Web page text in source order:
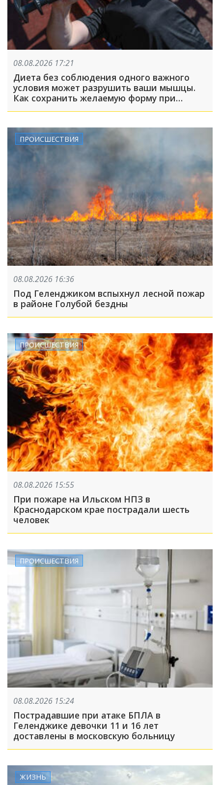
08.08.2026 17:21
Диета без соблюдения одного важного
условия может разрушить ваши мышцы.
Как сохранить желаемую форму при
похудении?
ПРОИСШЕСТВИЯ
08.08.2026 16:36
Под Геленджиком вспыхнул лесной пожар
в районе Голубой бездны
ПРОИСШЕСТВИЯ
08.08.2026 15:55
При пожаре на Ильском НПЗ в
Краснодарском крае пострадали шесть
человек
ПРОИСШЕСТВИЯ
08.08.2026 15:24
Пострадавшие при атаке БПЛА в
Геленджике девочки 11 и 16 лет
доставлены в московскую больницу
ЖИЗНЬ